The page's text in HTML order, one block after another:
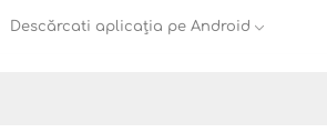
Descărcati aplicația pe Android